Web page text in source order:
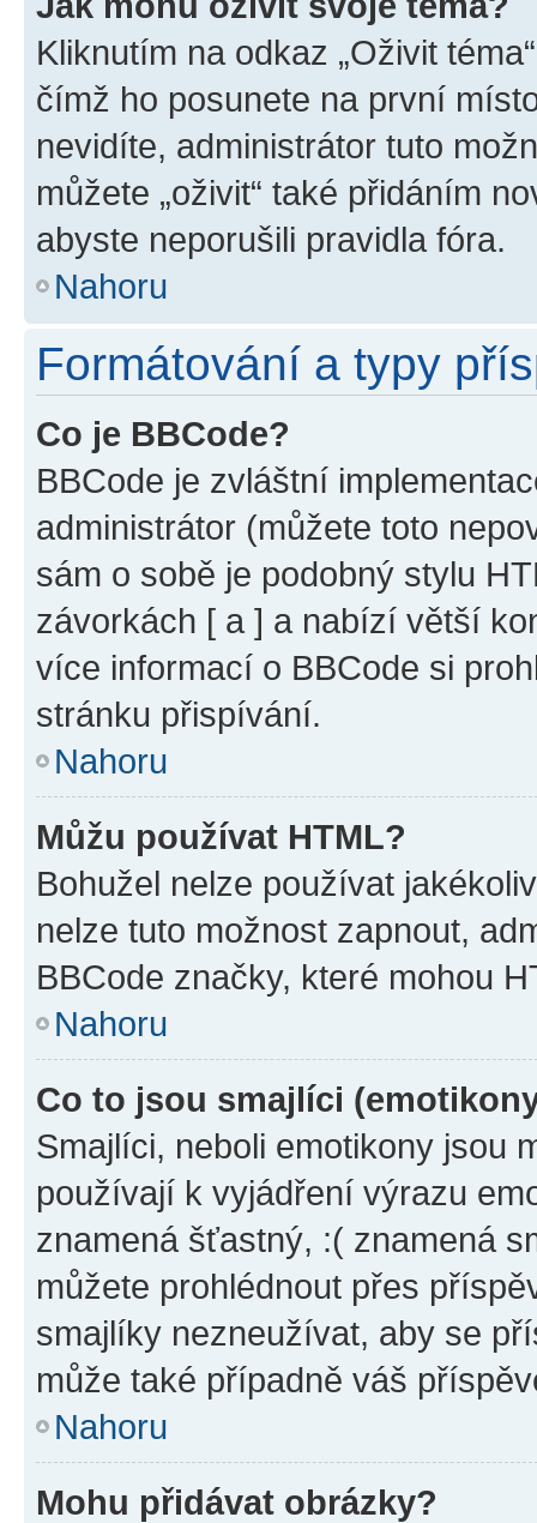
Kliknutím na odkaz „Oživit
čímž ho posunete na první
nevidíte, administrátor tuto
můžete „oživit“ také přidáním
abyste neporušili pravidla fóra.
Nahoru
Formátování a typy
Co je BBCode?
BBCode je zvláštní
administrátor (můžete toto
sám o sobě je podobný stylu
závorkách [ a ] a nabízí větší
více informací o BBCode si
stránku přispívání.
Nahoru
Můžu používat HTML?
Bohužel nelze používat
nelze tuto možnost zapnout,
BBCode značky, které mohou
Nahoru
Co to jsou smajlíci
Smajlíci, neboli emotikony jsou
používají k vyjádření výrazu
znamená šťastný, :( znamená
můžete prohlédnout přes
smajlíky nezneužívat, aby se
může také případně váš
Nahoru
Mohu přidávat obrázky?